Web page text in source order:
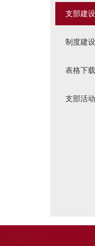
支部建设
制度建设
表格下载
支部活动